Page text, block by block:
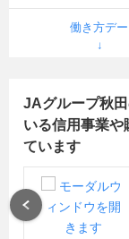
働き方デー
JAグループ秋
いる信用事業や
ています